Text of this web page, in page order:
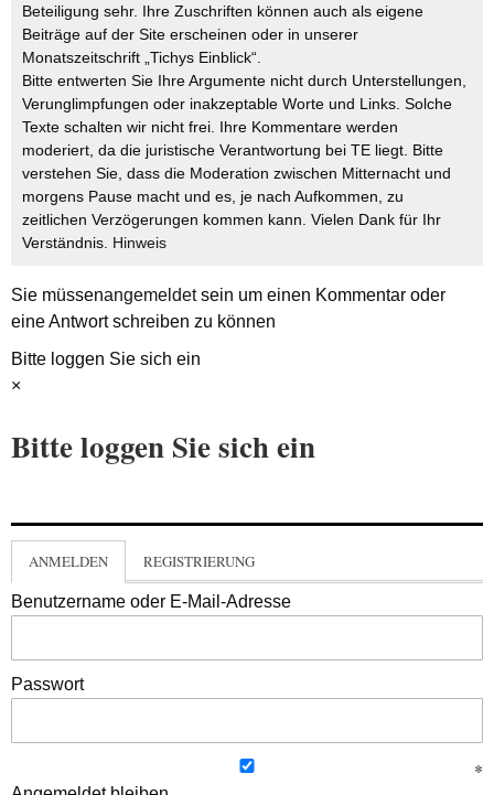
Beteiligung sehr. Ihre Zuschriften können auch als eigene
Beiträge auf der Site erscheinen oder in unserer
Monatszeitschrift „Tichys Einblick“.
Bitte entwerten Sie Ihre Argumente nicht durch Unterstellungen,
Verunglimpfungen oder inakzeptable Worte und Links. Solche
Texte schalten wir nicht frei. Ihre Kommentare werden
moderiert, da die juristische Verantwortung bei TE liegt. Bitte
verstehen Sie, dass die Moderation zwischen Mitternacht und
morgens Pause macht und es, je nach Aufkommen, zu
zeitlichen Verzögerungen kommen kann. Vielen Dank für Ihr
Verständnis. Hinweis
Sie müssenangemeldetsein um einen Kommentar oder
eine Antwort schreiben zu können
Bitte loggen Sie sich ein
×
Bitte loggen Sie sich ein
ANMELDEN REGISTRIERUNG
Benutzername oder E-Mail-Adresse
Passwort